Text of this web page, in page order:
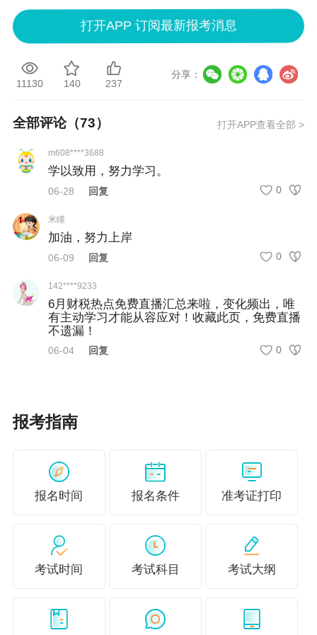
规定冲突如何判断？这些问题，单靠日常工作的
经验积累，往往难以解决。以企业处置不动产这
一常见业务为例，交易双方可能需综合考虑增值
税、附加税费、土地增值税、企业所得税、印花
务师的过程，能够打破单一业务技能的局限，将
税法知识从碎片化集成为一个完整的体系。一些
备考时可能觉得“超纲”的知识，恰恰成了工作中最
有用的底气。
税务师考试中有大量实务综合题，高度贴合真实
业务场景。备考过程中，税务干部通过系统学
习，能够跳出流程化工作模式，学会透过财务报
表、申报数据、业务合同捕捉疑点，精准识别隐
性执法风险与企业涉税漏洞，在税源管理中快速
甄别异常数据，在纳税辅导中纠正政策误区，在
面对企业复杂的交易架构、新兴业务模式、涉税
计、懂法律、懂实务。比如，在处理企业破产清
算业务时，税务干部就需要学懂弄通破产法律程
中，税务干部需要将财务视角、法律思维和税务
执法三者融会贯通，这有助于其在业务研讨、政
提出专业见解。
打开APP 订阅最新报考消息
11130 140 237
分享：
全部评论（73） 打开APP查看全部 >
m608****3688
学以致用，努力学习。
06-28 回复 0
米瞳
加油，努力上岸
06-09 回复 0
142****9233
6月财税热点免费直播汇总来啦，变化频出，唯
有主动学习才能从容应对！收藏此页，免费直播
不遗漏！
06-04 回复 0
报考指南
报名时间 报名条件 准考证打印
考试时间 考试科目 考试大纲